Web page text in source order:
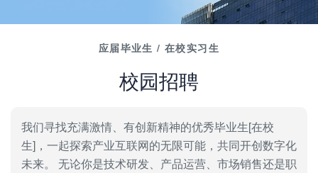
应届毕业生 / 在校实习生
校园招聘
我们寻找充满激情、有创新精神的优秀毕业生[在校
生]，一起探索产业互联网的无限可能，共同开创数字化
未来。 无论你是技术研发、产品运营、市场销售还是职